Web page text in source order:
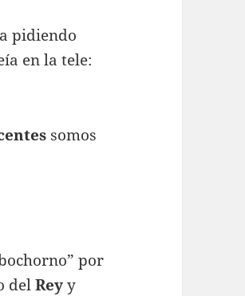
pidiendo
en la tele:
somos
por
delReyy